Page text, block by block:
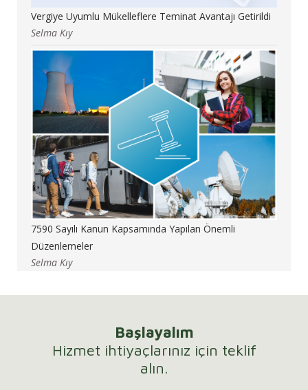
Vergiye Uyumlu Mükelleflere Teminat Avantajı Getirildi
Selma Kıy
7590 Sayılı Kanun Kapsamında Yapılan Önemli
Düzenlemeler
Selma Kıy
Başlayalım
Hizmet ihtiyaçlarınız için teklif
alın.